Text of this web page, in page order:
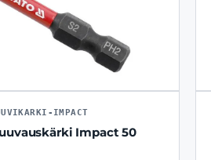
IMPACT
Impact 50